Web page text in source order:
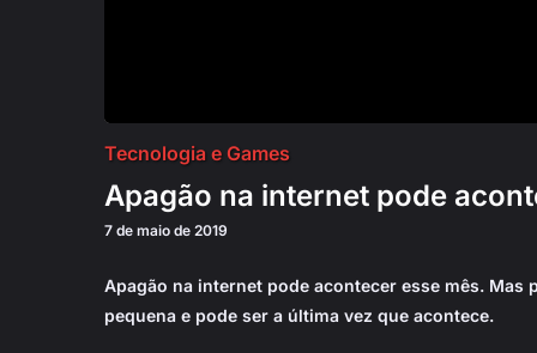
Tecnologia e Games
Apagão na internet pode
7 de maio de 2019
Apagão na internet pode acontecer esse mês.
pequena e pode ser a última vez que acontece.